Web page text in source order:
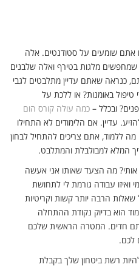
אתם שומעים על סטודנטים. אלה
מלגות בטירף ואלה שלבנים
כנראה שאתם עדיין מתלבטים לגבי
באומנות? או ללכת על
ובכלל – כמה עולה קורס הום
עדיין. אם הלימודים לא התחילו
ללמוד, אתם צריכים להתחיל לבחון
המלא למבולבלת והמתלבט.
מה הצעד שאותו אני אעשה
ואיזו עבודה גורמת לי לתחושת
הרבה יותר קשות וקריטיות
הוא בדיוק נקודת ההתחלה
חדים. המטרה הראשית שלכם
לכם.
רשת ביטחון שלך בקבלת